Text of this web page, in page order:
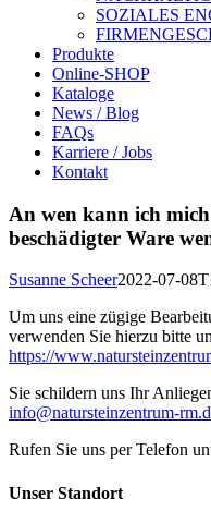
SOZIALES
Produkte
Online-SHOP
Kataloge
News / Blog
FAQs
Karriere / Jobs
Kontakt
An wen kann ich
beschädigter Ware
Susanne Scheer2022-07-
Um uns eine zügige
verwenden Sie hierzu bitte
https://
Sie schildern uns Ihr
info@natursteinzentrum-
Rufen Sie uns per Telefon
Unser Standort